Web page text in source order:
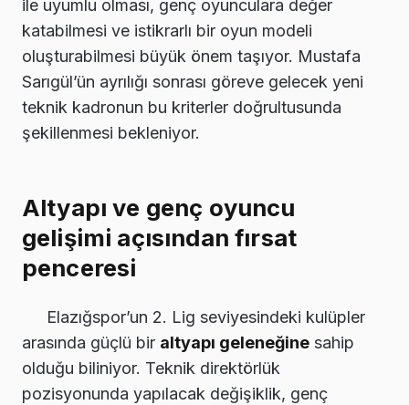
ile uyumlu olması, genç oyunculara değer
katabilmesi ve istikrarlı bir oyun modeli
oluşturabilmesi büyük önem taşıyor. Mustafa
Sarıgül’ün ayrılığı sonrası göreve gelecek yeni
teknik kadronun bu kriterler doğrultusunda
şekillenmesi bekleniyor.
Altyapı ve genç oyuncu
gelişimi açısından fırsat
penceresi
Elazığspor’un 2. Lig seviyesindeki kulüpler
arasında güçlü bir altyapı geleneğine sahip
olduğu biliniyor. Teknik direktörlük
pozisyonunda yapılacak değişiklik, genç